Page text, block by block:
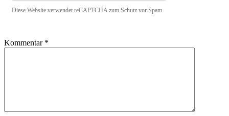
Diese Website verwendet reCAPTCHA zum Schutz vor Spam.
Kommentar *